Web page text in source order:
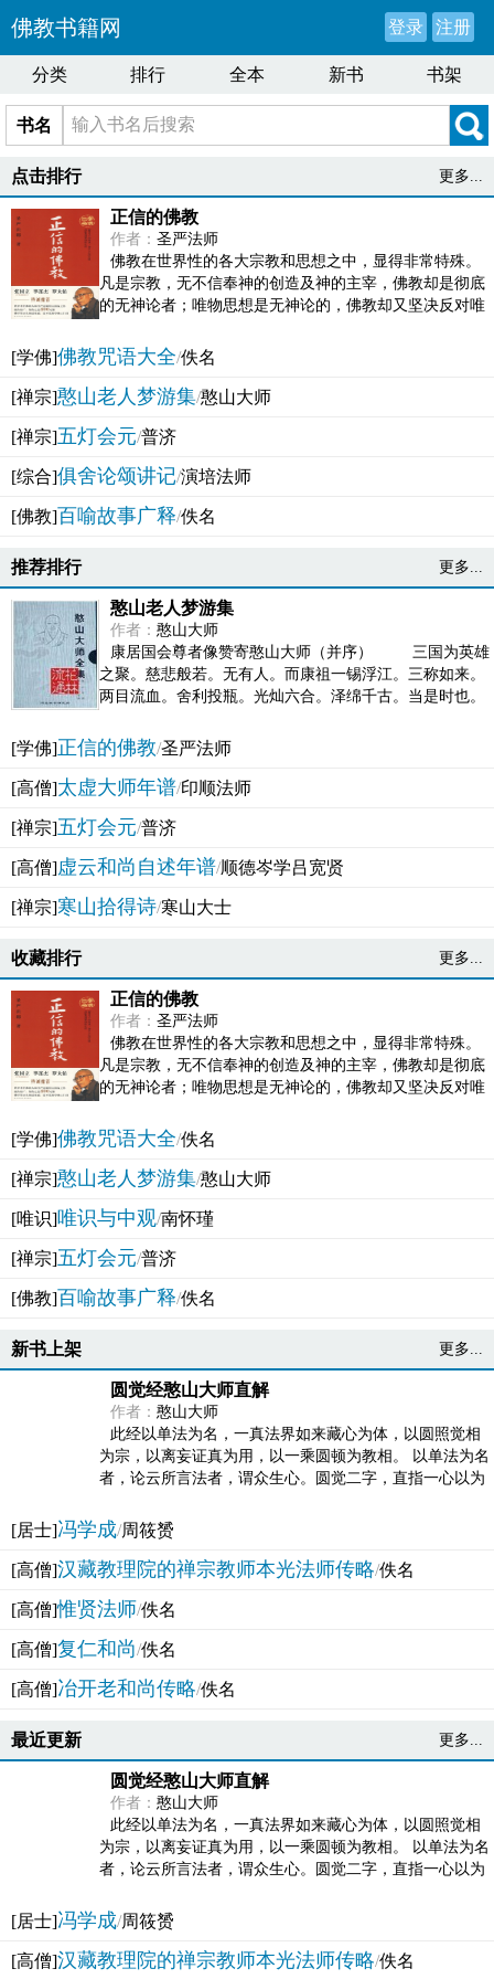
佛教书籍网 登录 注册
分类 排行 全本 新书 书架
书名
点击排行 更多...
正信的佛教
作者： 圣严法师
佛教在世界性的各大宗教和思想之中，显得非常特殊。
凡是宗教，无不信奉神的创造及神的主宰，佛教却是彻底
的无神论者；唯物思想是无神论的，佛教却又坚决反对唯
[学佛]佛教咒语大全/佚名
[禅宗]憨山老人梦游集/憨山大师
[禅宗]五灯会元/普济
[综合]俱舍论颂讲记/演培法师
[佛教]百喻故事广释/佚名
推荐排行 更多...
憨山老人梦游集
作者： 憨山大师
康居国会尊者像赞寄憨山大师（并序） 三国为英雄
之聚。慈悲般若。无有人。而康祖一锡浮江。三称如来。
两目流血。舍利投瓶。光灿六合。泽绵千古。当是时也。
[学佛]正信的佛教/圣严法师
[高僧]太虚大师年谱/印顺法师
[禅宗]五灯会元/普济
[高僧]虚云和尚自述年谱/顺德岑学吕宽贤
[禅宗]寒山拾得诗/寒山大士
收藏排行 更多...
正信的佛教
作者： 圣严法师
佛教在世界性的各大宗教和思想之中，显得非常特殊。
凡是宗教，无不信奉神的创造及神的主宰，佛教却是彻底
的无神论者；唯物思想是无神论的，佛教却又坚决反对唯
[学佛]佛教咒语大全/佚名
[禅宗]憨山老人梦游集/憨山大师
[唯识]唯识与中观/南怀瑾
[禅宗]五灯会元/普济
[佛教]百喻故事广释/佚名
新书上架 更多...
圆觉经憨山大师直解
作者： 憨山大师
此经以单法为名，一真法界如来藏心为体，以圆照觉相
为宗，以离妄证真为用，以一乘圆顿为教相。 以单法为名
者，论云所言法者，谓众生心。圆觉二字，直指一心以为
[居士]冯学成/周筱赟
[高僧]汉藏教理院的禅宗教师本光法师传略/佚名
[高僧]惟贤法师/佚名
[高僧]复仁和尚/佚名
[高僧]冶开老和尚传略/佚名
最近更新 更多...
圆觉经憨山大师直解
作者： 憨山大师
此经以单法为名，一真法界如来藏心为体，以圆照觉相
为宗，以离妄证真为用，以一乘圆顿为教相。 以单法为名
者，论云所言法者，谓众生心。圆觉二字，直指一心以为
[居士]冯学成/周筱赟
[高僧]汉藏教理院的禅宗教师本光法师传略/佚名